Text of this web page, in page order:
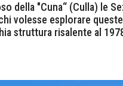
della "Cuna“ (Culla) le
volesse esplorare
struttura risalente al